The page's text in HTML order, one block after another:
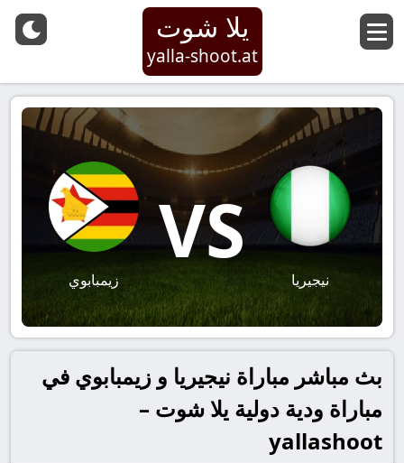
يلا شوت
yalla-shoot.at
نيجيريا
VS
زيمبابوي
بث مباشر مباراة نيجيريا و زيمبابوي في
مباراة ودية دولية يلا شوت –
yallashoot